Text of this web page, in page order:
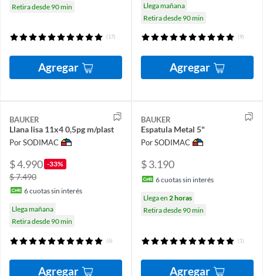
Retira desde 90 min
(17)
Agregar
Llega mañana
Retira desde 90 min
(9)
Agregar
BAUKER
Llana lisa 11x4 0,5pg m/plast
Por SODIMAC
$ 4.990 -33%
$ 7.490
6cuotas sin interés
Llega mañana
Retira desde 90 min
(6)
Agregar
BAUKER
Espatula Metal 5"
Por SODIMAC
$ 3.190
6cuotas sin interés
Llega en 2 horas
Retira desde 90 min
(1)
Agregar